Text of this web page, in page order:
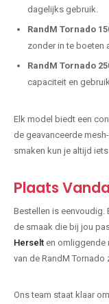
dagelijks gebruik.
RandM Tornado
zonder in te boeten
RandM Tornado
capaciteit en
Elk model biedt een
de geavanceerde
smaken kun je altijd
Plaats
Bestellen is eenvoudig.
de smaak die bij jou
Herselt en omliggende
van de RandM Tornado
Ons team staat klaar